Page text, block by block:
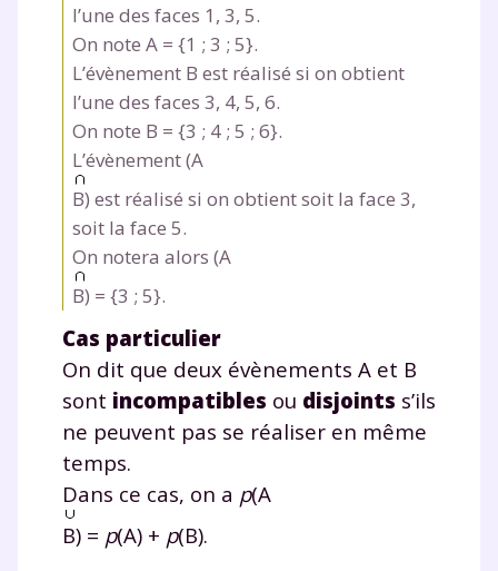
l’une des faces 1, 3, 5.
On note A = {1 ; 3 ; 5}.
L’évènement B est réalisé si on obtient
l’une des faces 3, 4, 5, 6.
On note B = {3 ; 4 ; 5 ; 6}.
L’évènement (A
B) est réalisé si on obtient soit la face 3,
soit la face 5.
On notera alors (A
B) = {3 ; 5}.
Cas particulier
On dit que deux évènements A et B
sont incompatibles ou disjoints s’ils
ne peuvent pas se réaliser en même
temps.
Dans ce cas, on a p(A
B) = p(A) + p(B).